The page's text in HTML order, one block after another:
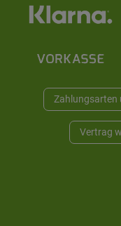
Zahlungsarten
Vertrag